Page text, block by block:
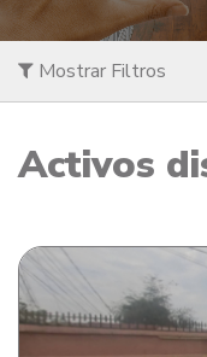
Mostrar Filtros
Activos